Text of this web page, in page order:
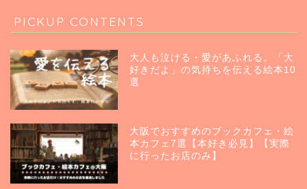
PICKUP CONTENTS
大人も泣ける・愛があふれる。「大
好きだよ」の気持ちを伝える絵本10
選
大阪でおすすめのブックカフェ・絵
本カフェ7選【本好き必見】【実際
に行ったお店のみ】